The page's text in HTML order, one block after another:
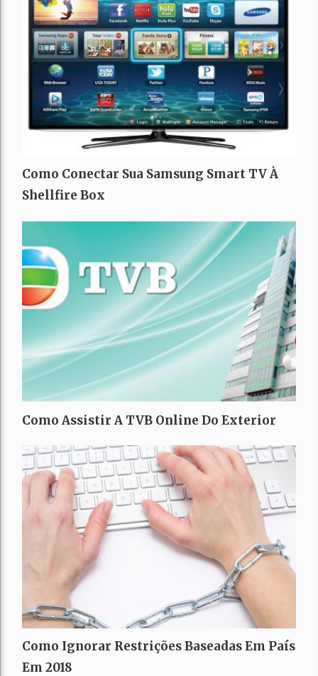
Como Conectar Sua Samsung Smart TV À
Shellfire Box
Como Assistir A TVB Online Do Exterior
Como Ignorar Restrições Baseadas Em País
Em 2018